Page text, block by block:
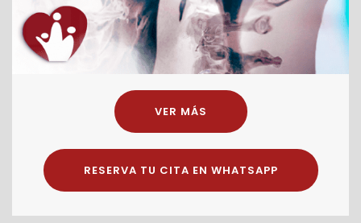
VER MÁS
RESERVA TU CITA EN WHATSAPP